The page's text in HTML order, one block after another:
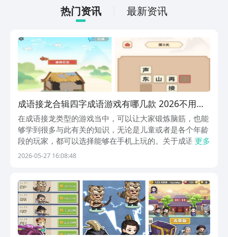
打发无聊的时间，可玩性真的比较高。
热门资讯 最新资讯
成语接龙合辑四字成语游戏有哪几款 2026不用钱
的成语接龙游戏大全
在成语接龙类型的游戏当中，可以让大家锻炼脑筋，也能
够学到很多与此有关的知识，无论是儿童或者是各个年龄
段的玩家，都可以选择能够在手机上玩的。关于成语接龙
大全四字成语游戏有哪些？推荐大家来九游app，是手游
更多
2026-05-27 16:08:48